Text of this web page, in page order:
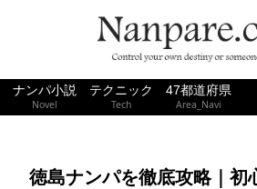
ナンパ小説
Novel
テクニック
Tech
47都道府県
Area_Navi
徳島ナンパを徹底攻略｜初